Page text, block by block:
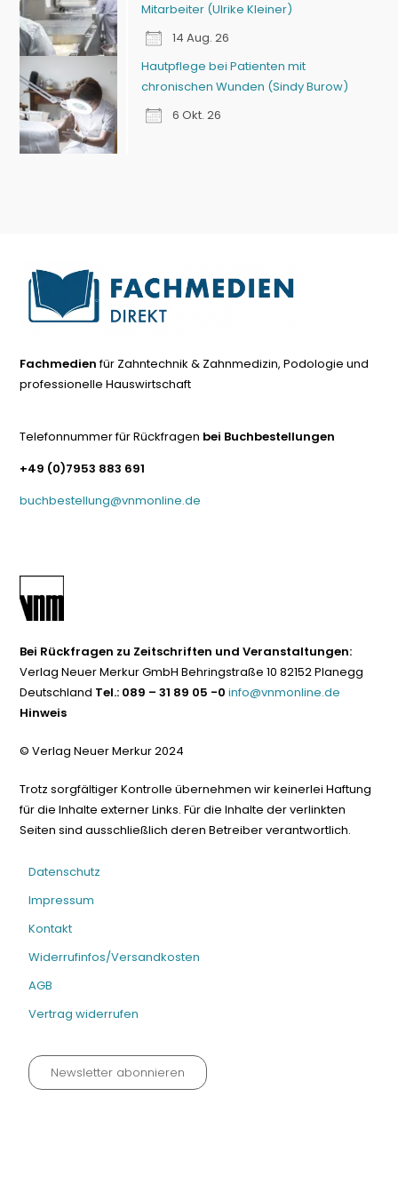
Mitarbeiter (Ulrike Kleiner)
14 Aug. 26
Hautpflege bei Patienten mit
chronischen Wunden (Sindy Burow)
6 Okt. 26
Fachmedienfür Zahntechnik & Zahnmedizin, Podologie und
professionelle Hauswirtschaft
Telefonnummer für Rückfragen bei Buchbestellungen
+49 (0)7953 883 691
buchbestellung@vnmonline.de
Bei Rückfragen zu Zeitschriften und Veranstaltungen:
Verlag Neuer Merkur GmbH Behringstraße 10 82152 Planegg
Deutschland Tel.: 089 – 31 89 05 -0 info@vnmonline.de
Hinweis
© Verlag Neuer Merkur 2024
Trotz sorgfältiger Kontrolle übernehmen wir keinerlei Haftung
für die Inhalte externer Links. Für die Inhalte der verlinkten
Seiten sind ausschließlich deren Betreiber verantwortlich.
Datenschutz
Impressum
Kontakt
Widerrufinfos/Versandkosten
AGB
Vertrag widerrufen
Newsletter abonnieren